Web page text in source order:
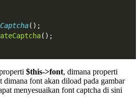
Captcha();
();
$this->font, dimana properti
dimana font akan diload pada gambar
menyesuaikan font captcha di sini